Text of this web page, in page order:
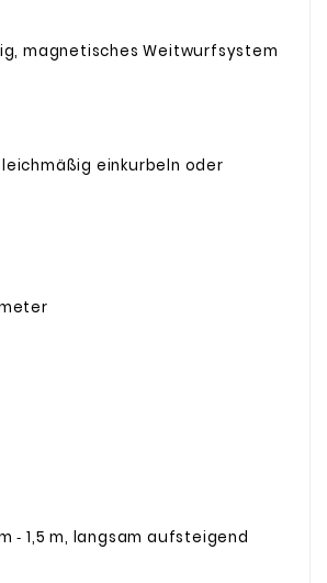
magnetisches Weitwurfsystem
einkurbeln oder
‐ 1,5 m, langsam aufsteigend